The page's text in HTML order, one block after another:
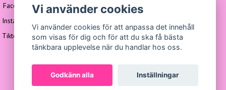
Facebook
Instagram
Tiktok
Vi använder cookies
Vi använder cookies för att anpassa det innehåll
som visas för dig och för att du ska få bästa
tänkbara upplevelse när du handlar hos oss.
Godkänn alla Inställningar